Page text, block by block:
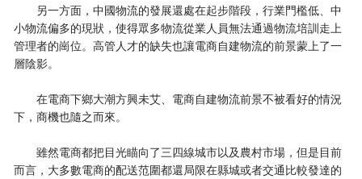
另一方面，中國物流的發展還處在起步階段，行業門檻低、中
小物流偏多的現狀，使得眾多物流從業人員無法通過物流培訓走上
管理者的崗位。高管人才的缺失也讓電商自建物流的前景蒙上了一
層陰影。
在電商下鄉大潮方興未艾、電商自建物流前景不被看好的情況
下，商機也隨之而來。
雖然電商都把目光瞄向了三四線城市以及農村市場，但是目前
而言，大多數電商的配送范圍都還局限在縣城或者交通比較發達的